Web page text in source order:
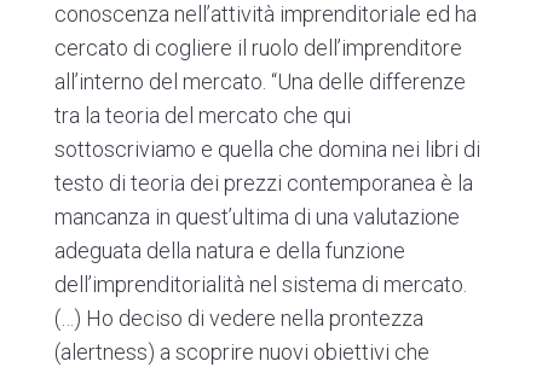
conoscenza nell’attività imprenditoriale ed ha
cercato di cogliere il ruolo dell’imprenditore
all’interno del mercato. “Una delle differenze
tra la teoria del mercato che qui
sottoscriviamo e quella che domina nei libri di
testo di teoria dei prezzi contemporanea è la
mancanza in quest’ultima di una valutazione
adeguata della natura e della funzione
dell’imprenditorialità nel sistema di mercato.
(…) Ho deciso di vedere nella prontezza
(alertness) a scoprire nuovi obiettivi che